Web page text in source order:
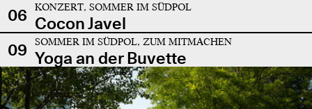
06 KONZERT, SOMMER IM SÜDPOL
Cocon Javel
09
SOMMER IM SÜDPOL, ZUM MITMACHEN
Yoga an der Buvette